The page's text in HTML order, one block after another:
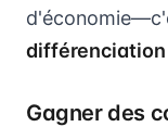
Gagner des